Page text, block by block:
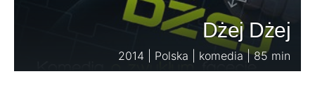
Dżej Dżej
2014 | Polska | komedia | 85 min